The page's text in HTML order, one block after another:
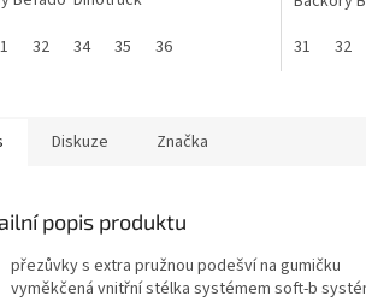
32 34 35 36
31
32
Diskuze Značka
popis produktu
přezůvky s extra pružnou podešví na gumičku
vyměkčená vnitřní stélka systémem soft-b